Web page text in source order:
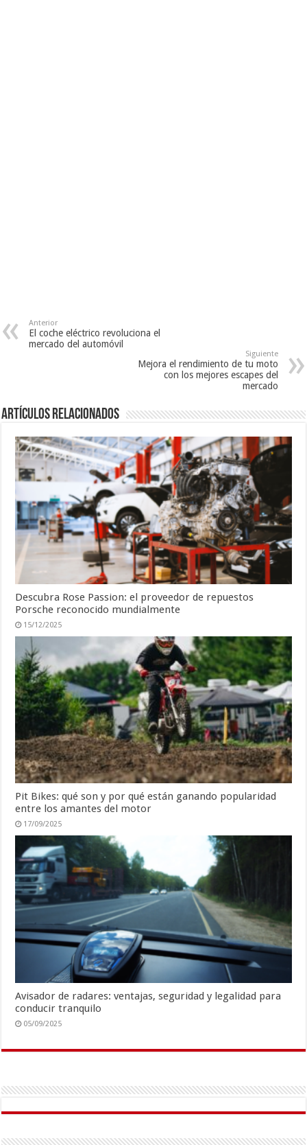
Anterior
El coche eléctrico revoluciona el
mercado del automóvil
Siguiente
Mejora el rendimiento de tu moto
con los mejores escapes del
mercado
Artículos Relacionados
Descubra Rose Passion: el proveedor de repuestos
Porsche reconocido mundialmente
15/12/2025
Pit Bikes: qué son y por qué están ganando popularidad
entre los amantes del motor
17/09/2025
Avisador de radares: ventajas, seguridad y legalidad para
conducir tranquilo
05/09/2025